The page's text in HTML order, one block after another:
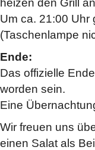
Um ca. 21:00 Uhr
(Taschenlampe
Ende:
Das offizielle
worden sein.
Eine
Wir freuen uns
einen Salat als